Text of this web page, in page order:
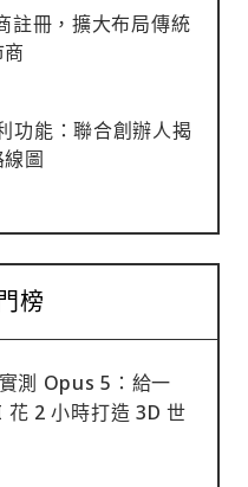
冊，擴大布局傳統
功能：聯合創辦人揭
圖
榜
測 Opus 5：給一
2 小時打造 3D 世